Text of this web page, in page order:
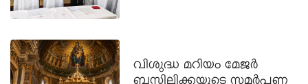
വിശുദ്ധ മറിയം മേജർ